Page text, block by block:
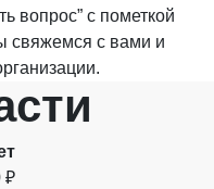
вопрос” с пометкой
свяжемся с вами и
₽